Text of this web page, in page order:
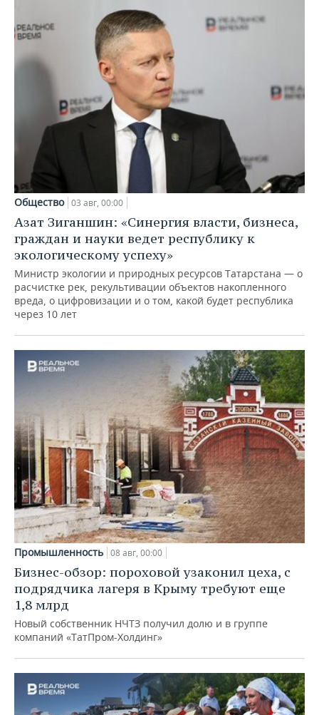
Общество 03 авг, 00:00
Азат Зиганшин: «Синергия власти, бизнеса,
граждан и науки ведет республику к
экологическому успеху»
Министр экологии и природных ресурсов Татарстана — о
расчистке рек, рекультивации объектов накопленного
вреда, о цифровизации и о том, какой будет республика
через 10 лет
Промышленность 08 авг, 00:00
Бизнес-обзор: пороховой узаконил цеха, с
подрядчика лагеря в Крыму требуют еще
1,8 млрд
Новый собственник НЧТЗ получил долю и в группе
компаний «ТатПром-Холдинг»